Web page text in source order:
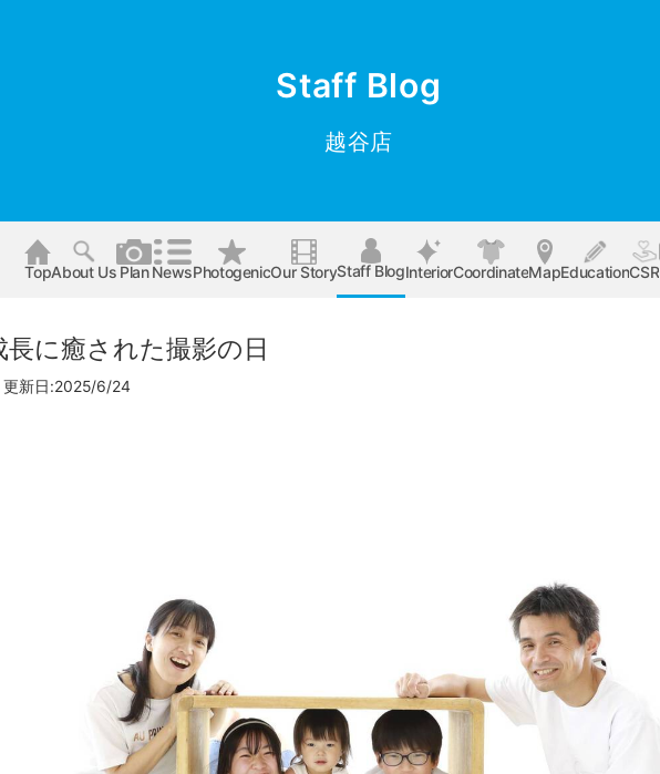
Staff Blog
越谷店
TopAbout Us PlanNewsPhotogenicOur StoryStaff BlogInteriorCoordinateMapEducationCSR
に癒された撮影の日
新日:2025/6/24